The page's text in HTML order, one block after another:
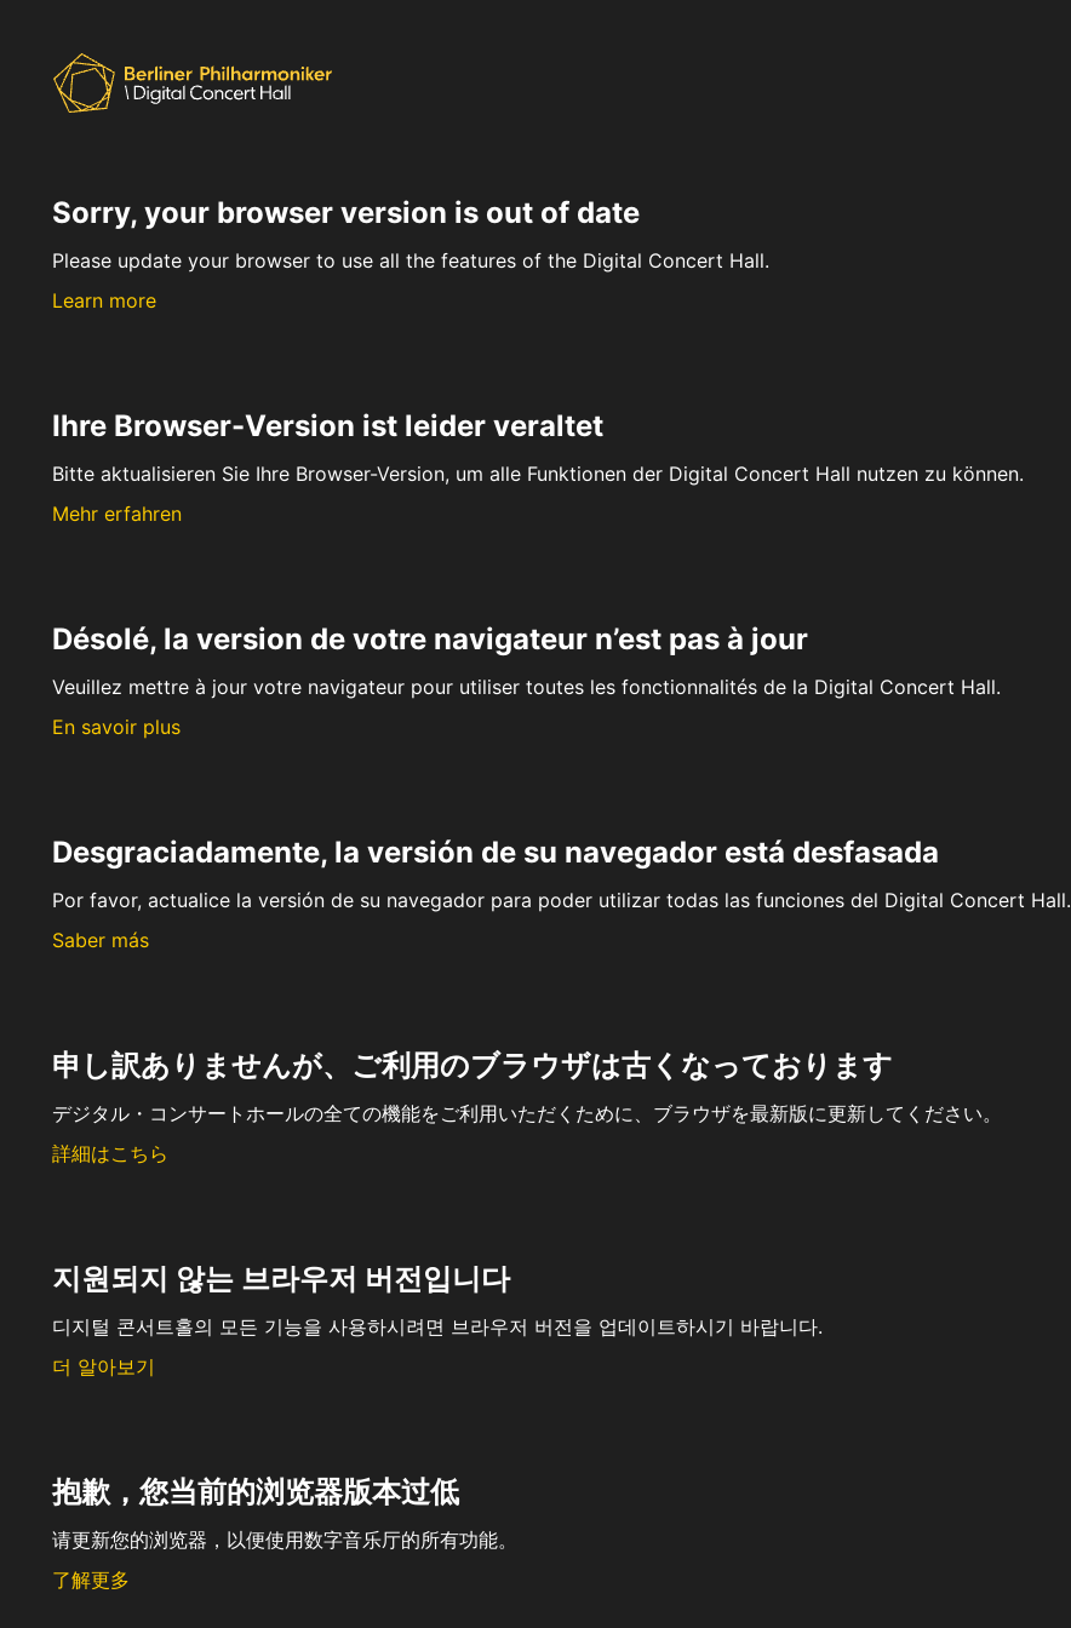
Sorry, your browser version is out of date
Please update your browser to use all the features of the Digital Concert Hall.
Learn more
Ihre Browser-Version ist leider veraltet
Bitte aktualisieren Sie Ihre Browser-Version, um alle Funktionen der Digital Concert Hall nutzen zu können.
Mehr erfahren
Désolé, la version de votre navigateur n’est pas à jour
Veuillez mettre à jour votre navigateur pour utiliser toutes les fonctionnalités de la Digital Concert Hall.
En savoir plus
Desgraciadamente, la versión de su navegador está desfasada
Por favor, actualice la versión de su navegador para poder utilizar todas las funciones del Digital Concert Hall.
Saber más
申し訳ありませんが、ご利用のブラウザは古くなっております
デジタル・コンサートホールの全ての機能をご利用いただくために、ブラウザを最新版に更新してください。
詳細はこちら
지원되지 않는 브라우저 버전입니다
디지털 콘서트홀의 모든 기능을 사용하시려면 브라우저 버전을 업데이트하시기 바랍니다.
더 알아보기
抱歉，您当前的浏览器版本过低
请更新您的浏览器，以便使用数字音乐厅的所有功能。
了解更多